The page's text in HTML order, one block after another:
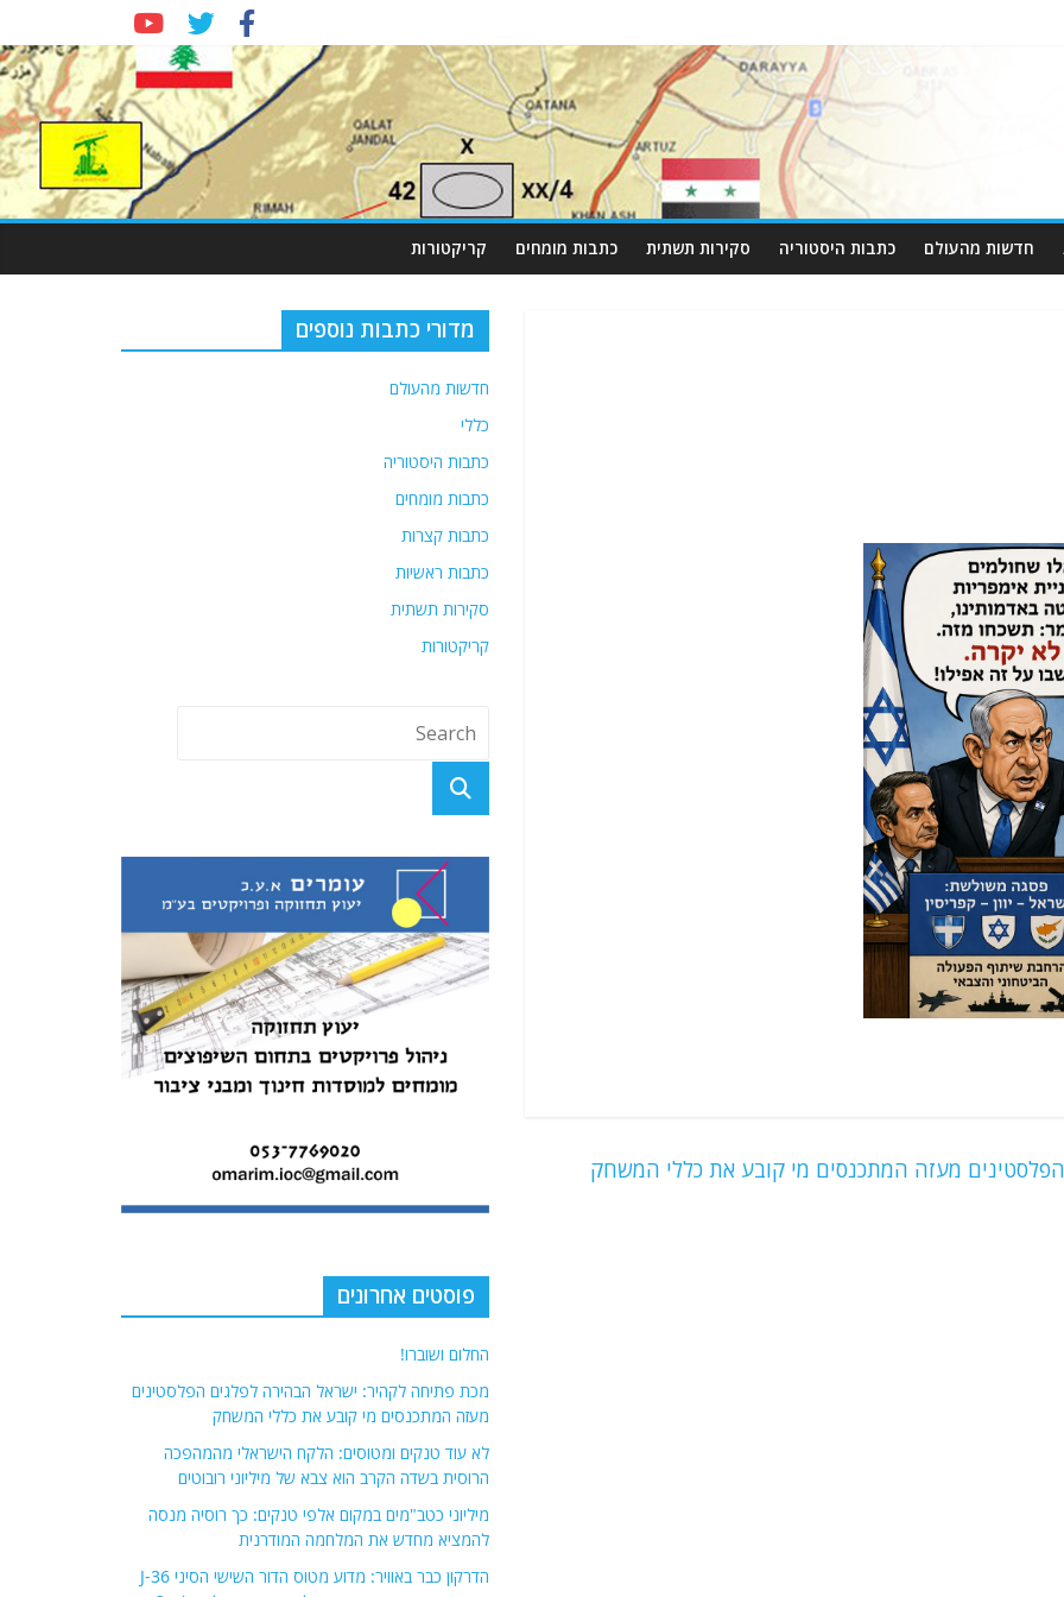
חדשות מהעולם כתבות היסטוריה סקירות תשתית כתבות מומחים קריקטורות
מעזה המתכנסים מי קובע את כללי המשחק
מדורי כתבות נוספים
חדשות מהעולם
כללי
כתבות היסטוריה
כתבות מומחים
כתבות קצרות
כתבות ראשיות
סקירות תשתית
קריקטורות
פוסטים אחרונים
החלום ושוברו!
מכת פתיחה לקהיר: ישראל הבהירה לפלגים הפלסטינים
מעזה המתכנסים מי קובע את כללי המשחק
לא עוד טנקים ומטוסים: הלקח הישראלי מהמהפכה
הרוסית בשדה הקרב הוא צבא של מיליוני רובוטים
מיליוני כטב"מים במקום אלפי טנקים: כך רוסיה מנסה
להמציא מחדש את המלחמה המודרנית
הדרקון כבר באוויר: מדוע מטוס הדור השישי הסיני J-36